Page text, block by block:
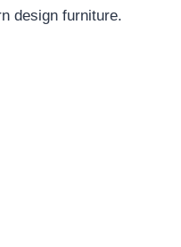
design furniture.